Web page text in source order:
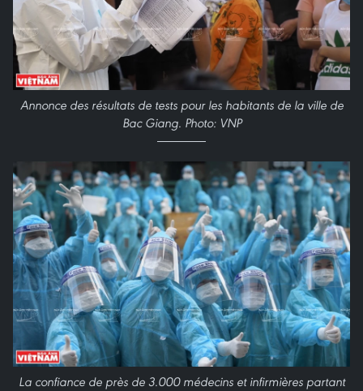
Annonce des résultats de tests pour les habitants de la ville de
Bac Giang. Photo: VNP
La confiance de près de 3.000 médecins et infirmières partant